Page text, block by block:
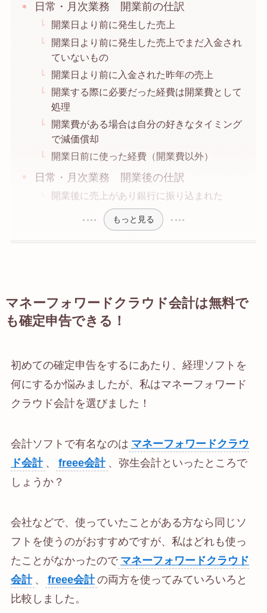
日常・月次業務 開業前の仕訳
開業日より前に発生した売上
開業日より前に発生した売上でまだ入金され
ていないもの
開業日より前に入金された昨年の売上
開業する際に必要だった経費は開業費として
処理
開業費がある場合は自分の好きなタイミング
で減価償却
開業日前に使った経費（開業費以外）
日常・月次業務 開業後の仕訳
開業後に売上があり銀行に振り込まれた
もっと見る
マネーフォワードクラウド会計は無料で
も確定申告できる！
初めての確定申告をするにあたり、経理ソフトを
何にするか悩みましたが、私はマネーフォワード
クラウド会計を選びました！
会計ソフトで有名なのは マネーフォワードクラウ
ド会計 、 freee会計 、弥生会計といったところで
しょうか？
会社などで、使っていたことがある方なら同じソ
フトを使うのがおすすめですが、私はどれも使っ
たことがなかったので マネーフォワードクラウド
会計 、 freee会計 の両方を使ってみていろいろと
比較しました。